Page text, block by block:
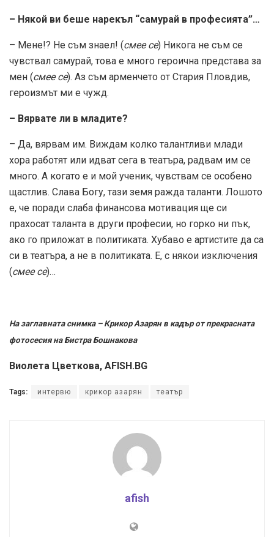
– Някой ви беше нарекъл “самурай в професията”…
– Мене!? Не съм знаел! (смее се) Никога не съм се
чувствал самурай, това е много героична представа за
мен (смее се). Аз съм арменчето от Стария Пловдив,
героизмът ми е чужд.
– Вярвате ли в младите?
– Да, вярвам им. Виждам колко талантливи млади
хора работят или идват сега в театъра, радвам им се
много. А когато е и мой ученик, чувствам се особено
щастлив. Слава Богу, тази земя ражда таланти. Лошото
е, че поради слаба финансова мотивация ще си
прахосат таланта в други професии, но горко ни пък,
ако го приложат в политиката. Хубаво е артистите да са
си в театъра, а не в политиката. Е, с някои изключения
(смее се)…
На заглавната снимка – Крикор Азарян в кадър от прекрасната
фотосесия на Бистра Бошнакова
Виолета Цветкова, AFISH.BG
Tags: интервю крикор азарян театър
afish